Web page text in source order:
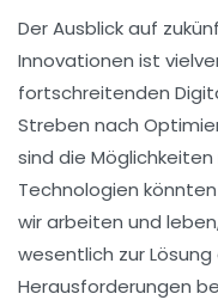
Der Ausblick auf
Innovationen ist
fortschreitenden
Streben nach
sind die
Technologien
wir arbeiten und
wesentlich zur
Herausforderungen